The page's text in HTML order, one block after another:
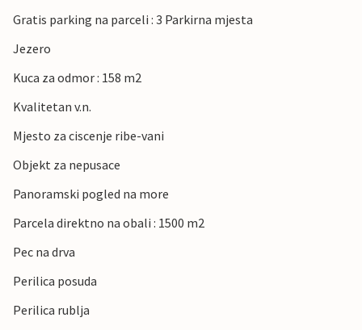
Gratis parking na parceli : 3 Parkirna mjesta
Jezero
Kuca za odmor : 158 m2
Kvalitetan v.n.
Mjesto za ciscenje ribe-vani
Objekt za nepusace
Panoramski pogled na more
Parcela direktno na obali : 1500 m2
Pec na drva
Perilica posuda
Perilica rublja